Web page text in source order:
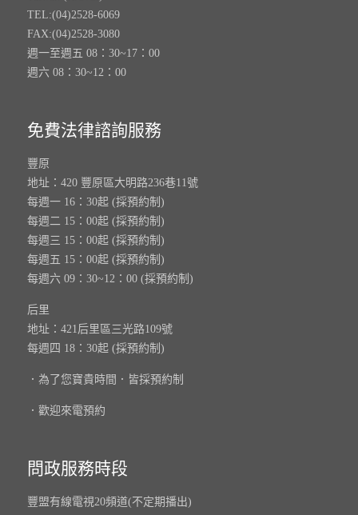
TEL:(04)2528-6069
FAX:(04)2528-3080
週一至週五 08：30~17：00
週六 08：30~12：00
免費法律諮詢服務
豐原
地址：420 豐原區大明路236巷11號
每週一 16：30起 (採預約制)
每週二 15：00起 (採預約制)
每週三 15：00起 (採預約制)
每週五 15：00起 (採預約制)
每週六 09：30~12：00 (採預約制)
后里
地址：421后里區三光路109號
每週四 18：30起 (採預約制)
．為了您寶貴時間．皆採預約制
．歡迎來電預約
問政服務時段
豐盟有線電視20頻道(不定期播出)